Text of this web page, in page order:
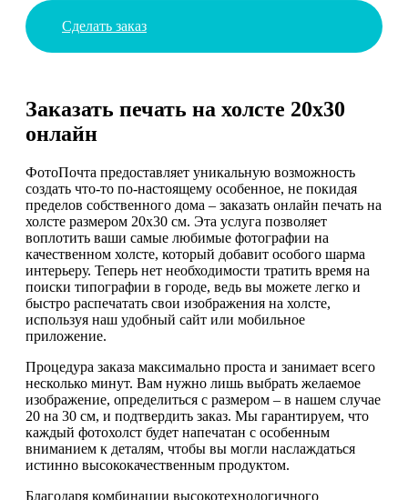
Сделать заказ
Заказать печать на холсте 20х30
онлайн
ФотоПочта предоставляет уникальную возможность
создать что-то по-настоящему особенное, не покидая
пределов собственного дома – заказать онлайн печать на
холсте размером 20х30 см. Эта услуга позволяет
воплотить ваши самые любимые фотографии на
качественном холсте, который добавит особого шарма
интерьеру. Теперь нет необходимости тратить время на
поиски типографии в городе, ведь вы можете легко и
быстро распечатать свои изображения на холсте,
используя наш удобный сайт или мобильное
приложение.
Процедура заказа максимально проста и занимает всего
несколько минут. Вам нужно лишь выбрать желаемое
изображение, определиться с размером – в нашем случае
20 на 30 см, и подтвердить заказ. Мы гарантируем, что
каждый фотохолст будет напечатан с особенным
вниманием к деталям, чтобы вы могли наслаждаться
истинно высококачественным продуктом.
Благодаря комбинации высокотехнологичного